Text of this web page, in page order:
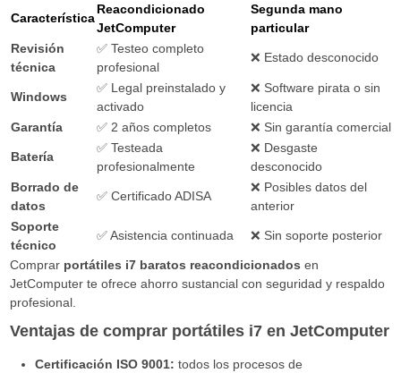
Característica
Reacondicionado
JetComputer
Segunda mano
particular
Revisión
técnica
✅ Testeo completo
profesional
❌ Estado desconocido
Windows
✅ Legal preinstalado y
activado
❌ Software pirata o sin
licencia
Garantía
✅ 2 años completos ❌ Sin garantía comercial
Batería
✅ Testeada
profesionalmente
❌ Desgaste
desconocido
Borrado de
datos
✅ Certificado ADISA
❌ Posibles datos del
anterior
Soporte
técnico
✅ Asistencia continuada ❌ Sin soporte posterior
Comprar portátiles i7 baratos reacondicionados en
JetComputer te ofrece ahorro sustancial con seguridad y respaldo
profesional.
Ventajas de comprar portátiles i7 en JetComputer
Certificación ISO 9001: todos los procesos de